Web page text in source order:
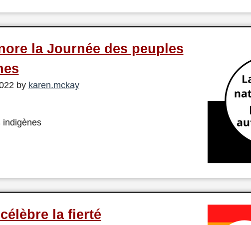
la Journée des peuples
by karen.mckay
indigènes
la fierté